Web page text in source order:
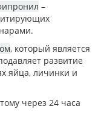
–
, который является
развитие
яйца, личинки и
через 24 часа